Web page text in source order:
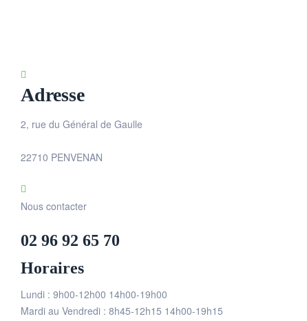
Adresse
2, rue du Général de Gaulle
22710 PENVENAN
Nous contacter
02 96 92 65 70
Horaires
Lundi : 9h00-12h00 14h00-19h00
Mardi au Vendredi : 8h45-12h15 14h00-19h15